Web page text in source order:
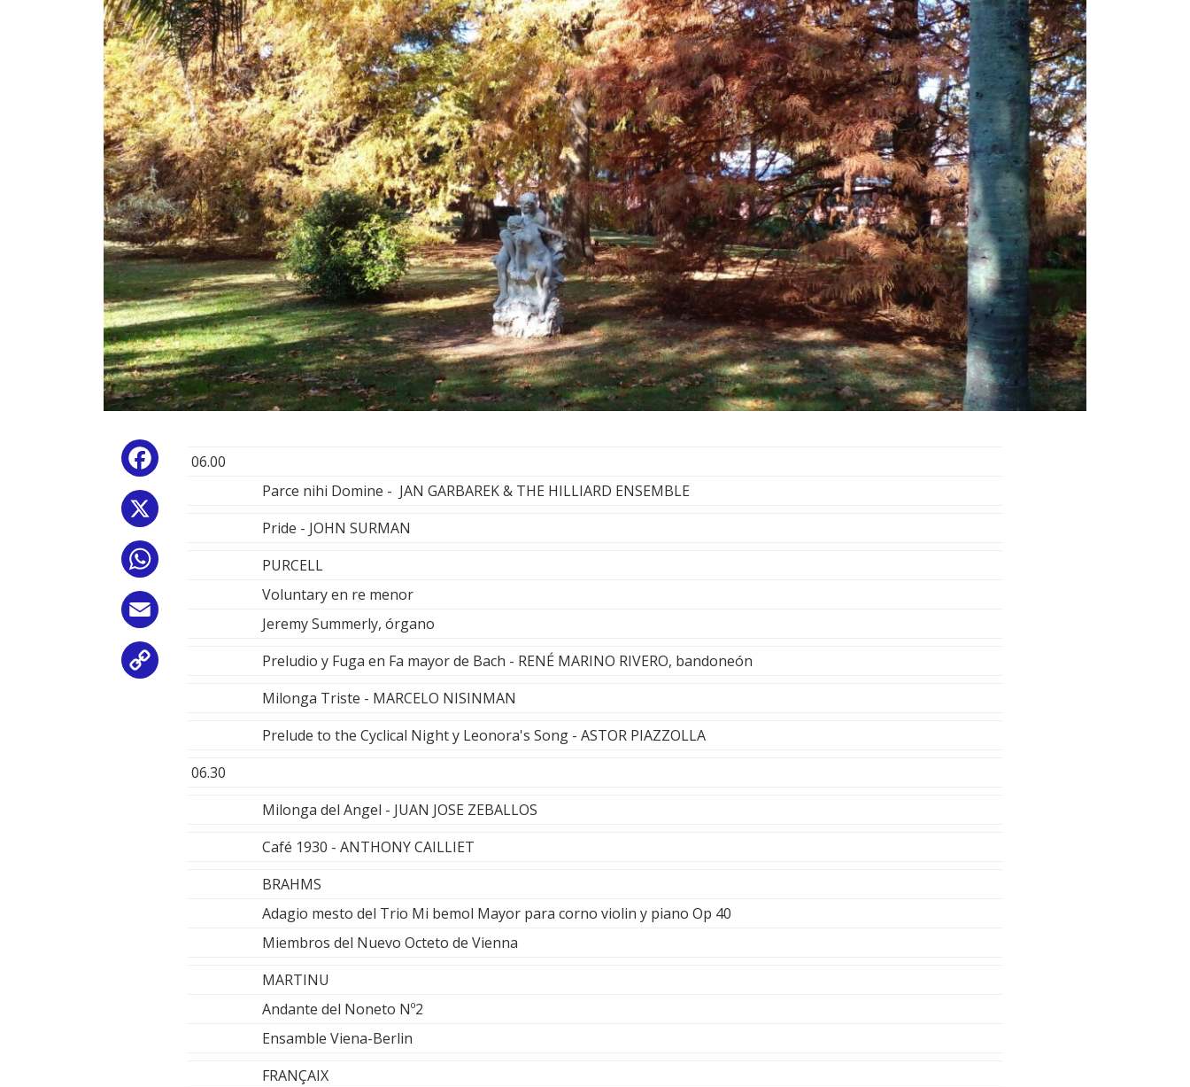
Facebook
06.00
Parce nihi Domine - JAN GARBAREK & THE HILLIARD ENSEMBLE
Pride - JOHN SURMAN
PURCELL
Voluntary en re menor
Jeremy Summerly, órgano
Preludio y Fuga en Fa mayor de Bach - RENÉ MARINO RIVERO, bandoneón
Milonga Triste - MARCELO NISINMAN
Prelude to the Cyclical Night y Leonora's Song - ASTOR PIAZZOLLA
06.30
Milonga del Angel - JUAN JOSE ZEBALLOS
Café 1930 - ANTHONY CAILLIET
BRAHMS
Adagio mesto del Trio Mi bemol Mayor para corno violin y piano Op 40
Miembros del Nuevo Octeto de Vienna
MARTINU
Andante del Noneto Nº2
Ensamble Viena-Berlin
FRANÇAIX